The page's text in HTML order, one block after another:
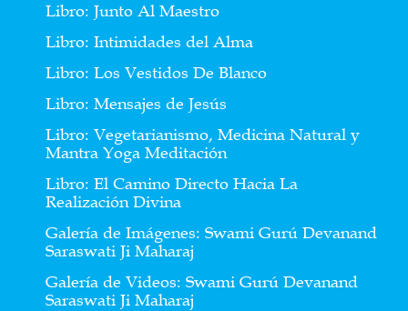
Libro: Junto Al Maestro
Libro: Intimidades del Alma
Libro: Los Vestidos De Blanco
Libro: Mensajes de Jesús
Libro: Vegetarianismo, Medicina Natural y
Mantra Yoga Meditación
Libro: El Camino Directo Hacia La
Realización Divina
Galería de Imágenes: Swami Gurú Devanand
Saraswati Ji Maharaj
Galería de Videos: Swami Gurú Devanand
Saraswati Ji Maharaj